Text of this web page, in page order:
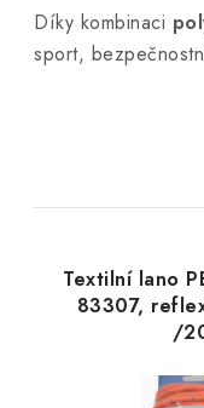
Díky kombinaci
sport,
Textilní lano
83307,
/